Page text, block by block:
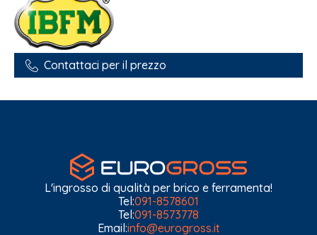
Contattaci per il prezzo
L'ingrosso di qualità per brico e ferramenta!
Tel:091-8578601
Tel:091-8573778
Email:info@eurogross.it